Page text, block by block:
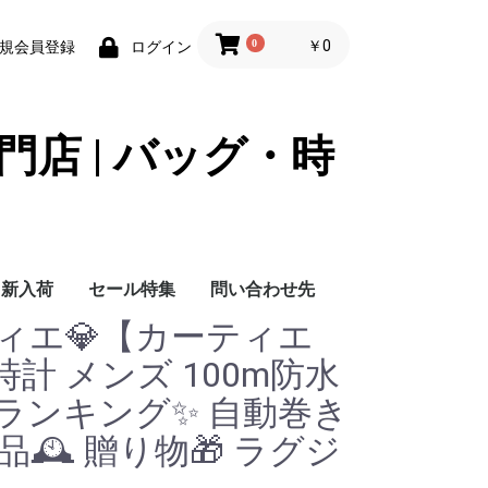
会員登録 ログイン 0 ￥0
店 | バッグ・時
新入荷 セール特集 問い合わせ先
問い合わせ先
エ💎【カーティエ
計 メンズ 100m防水
ンキング✨ 自動巻き
🕰️ 贈り物🎁 ラグジ